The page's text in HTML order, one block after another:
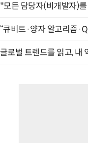
"모든 담당자(비개발자)
“큐비트·양자 알고리즘
글로벌 트렌드를 읽고,